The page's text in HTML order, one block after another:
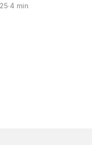
∙4 min